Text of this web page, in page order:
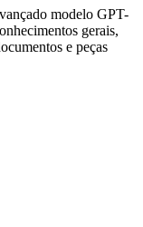
modelo GPT-
gerais,
e peças